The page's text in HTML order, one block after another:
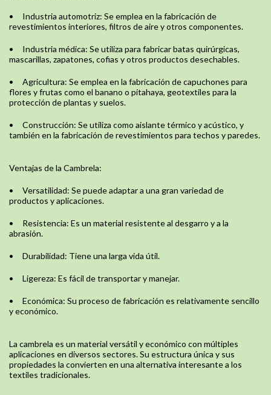
•
Industria automotriz: Se emplea en la fabricación de
revestimientos interiores, filtros de aire y otros componentes.
•
Industria médica: Se utiliza para fabricar batas quirúrgicas,
mascarillas, zapatones, cofias y otros productos desechables.
•
Agricultura: Se emplea en la fabricación de capuchones para
flores y frutas como el banano o pitahaya, geotextiles para la
protección de plantas y suelos.
•
Construcción: Se utiliza como aislante térmico y acústico, y
también en la fabricación de revestimientos para techos y paredes.
Ventajas de la Cambrela:
•
Versatilidad: Se puede adaptar a una gran variedad de
productos y aplicaciones.
•
Resistencia: Es un material resistente al desgarro y a la
abrasión.
• Durabilidad: Tiene una larga vida útil.
• Ligereza: Es fácil de transportar y manejar.
•
Económica: Su proceso de fabricación es relativamente sencillo
y económico.
La cambrela es un material versátil y económico con múltiples
aplicaciones en diversos sectores. Su estructura única y sus
propiedades la convierten en una alternativa interesante a los
textiles tradicionales.